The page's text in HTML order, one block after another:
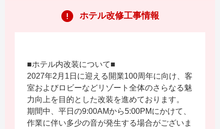
ホテル改修工事情報
■ホテル内改装について■
2027年2月1日に迎える開業100周年に向け、客
室およびロビーなどリゾート全体のさらなる魅
力向上を目的とした改装を進めております。
期間中、平日の9:00AMから5:00PMにかけて、
作業に伴い多少の音が発生する場合がございま